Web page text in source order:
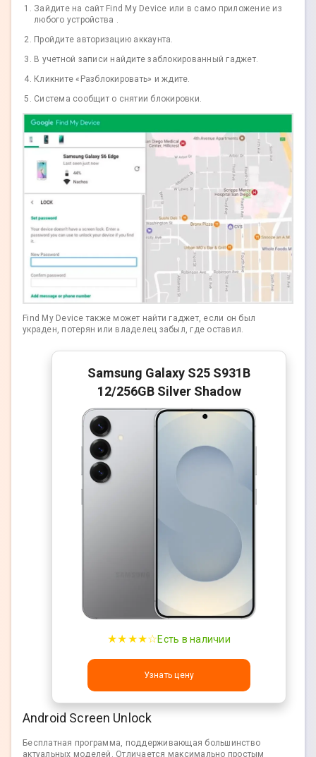
Зайдите на сайт Find My Device или в само приложение из
любого устройства .
Пройдите авторизацию аккаунта.
В учетной записи найдите заблокированный гаджет.
Кликните «Разблокировать» и ждите.
Система сообщит о снятии блокировки.
Find My Device также может найти гаджет, если он был
украден, потерян или владелец забыл, где оставил.
Samsung Galaxy S25 S931B
12/256GB Silver Shadow
★★★★☆Есть в наличии
Узнать цену
Android Screen Unlock
Бесплатная программа, поддерживающая большинство
актуальных моделей. Отличается максимально простым